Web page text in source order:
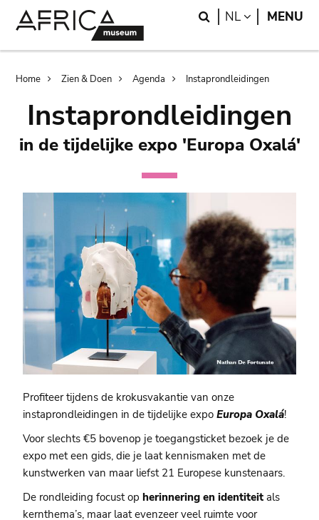
Search
NL LANGUAGE
MENU
Breadcrumb
Home Zien & Doen Agenda Instaprondleidingen
Instaprondleidingen
in de tijdelijke expo 'Europa Oxalá'
Profiteer tijdens de krokusvakantie van onze
instaprondleidingen in de tijdelijke expoEuropa Oxalá!
Voor slechts €5 bovenop je toegangsticket bezoek je de
expo met een gids, die je laat kennismaken met de
kunstwerken van maar liefst 21 Europese kunstenaars.
De rondleiding focust opherinnering en identiteit als
kernthema’s, maar laat evenzeer veel ruimte voor